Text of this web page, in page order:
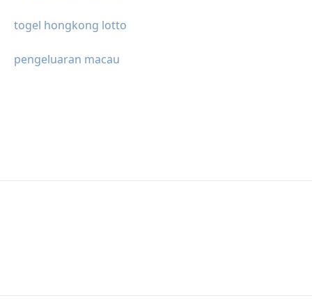
togel hongkong lotto
pengeluaran macau